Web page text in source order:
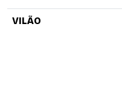
VILÃO